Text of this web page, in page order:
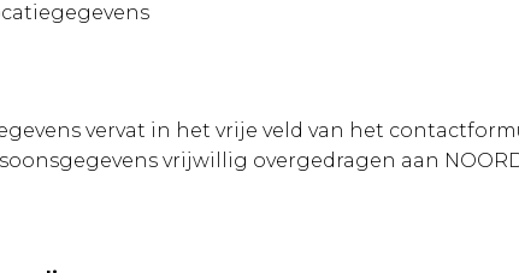
vervat in het vrije veld van het
vrijwillig overgedragen aan